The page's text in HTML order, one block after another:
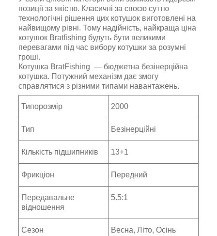
позиції за якістю. Класичні за своєю суттю
технологічні рішення цих котушок виготовлені на
найвищому рівні. Тому надійність, найкраща ціна
котушок Bratfishing будуть бути великими
перевагами під час вибору котушки за розумні
гроші.
Котушка BratFishing — бюджетна безінерційна
котушка. Потужний механізм дає змогу
справлятися з різними типами навантажень.
Типорозмір 2000
Тип Безінерційні
Кількість підшипників 13+1
Фрикціон Передний
Передавальне
відношення
5.5:1
Сезон Весна, Літо, Осінь